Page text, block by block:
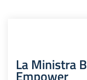
La Ministra